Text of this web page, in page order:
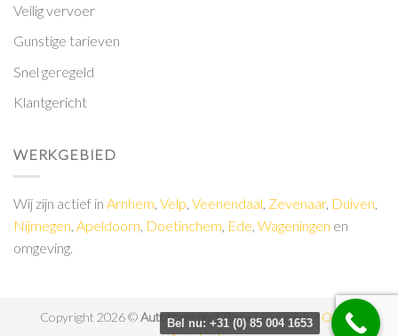
Veilig vervoer
Gunstige tarieven
Snel geregeld
Klantgericht
WERKGEBIED
Wij zijn actief in Arnhem Velp Veenendaal Zevenaar, Duiven
Nijmegen Apeldoorn Doetinchem Ede Wageningen en
omgeving.
Copyright 2026 ©Autotransport Rosa| Design by:Online
Bel nu: +31 (0) 85 004 1653